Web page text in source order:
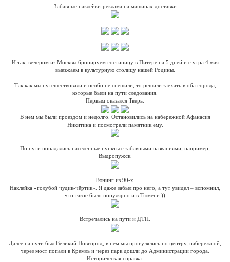
Забавные наклейки-реклама на машинах доставки
И так, вечером из Москвы бронируем гостиницу в Питере на 5 дней и с утра 4 мая
выезжаем в культурную столицу нашей Родины.
Так как мы путешествовали и особо не спешили, то решили заехать в оба города,
которые были на пути следования.
Первым оказался Тверь.
В нем мы были проездом и недолго. Остановились на набережной Афанасия
Никитина и посмотрели памятник ему.
По пути попадались населенные пункты с забавными названиями, например,
Выдропужск.
Тюнинг из 90-х.
Наклейка «голубой чудик-чёртик». Я даже забыл про него, а тут увидел – вспомнил,
что такое было популярно и в Тюмени ))
Встречались на пути и ДТП.
Далее на пути был Великий Новгород, в нем мы прогулялись по центру, набережной,
через мост попали в Кремль и через парк дошли до Администрации города.
Историческая справка: